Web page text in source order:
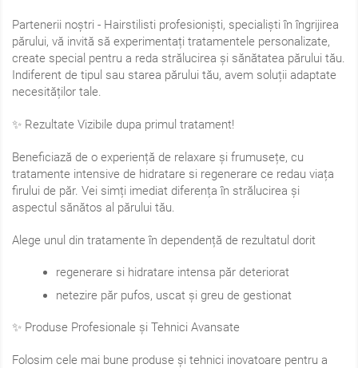
Partenerii noștri - Hairstilisti profesioniști, specialiști în îngrijirea
părului, vă invită să experimentați tratamentele personalizate,
create special pentru a reda strălucirea și sănătatea părului tău.
Indiferent de tipul sau starea părului tău, avem soluții adaptate
necesităților tale.
✨ Rezultate Vizibile dupa primul tratament!
Beneficiază de o experiență de relaxare și frumusețe, cu
tratamente intensive de hidratare si regenerare ce redau viața
firului de păr. Vei simți imediat diferența în strălucirea și
aspectul sănătos al părului tău.
Alege unul din tratamente în dependență de rezultatul dorit
regenerare si hidratare intensa păr deteriorat
netezire păr pufos, uscat și greu de gestionat
✨ Produse Profesionale și Tehnici Avansate
Folosim cele mai bune produse și tehnici inovatoare pentru a